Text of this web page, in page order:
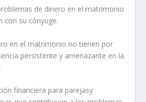
de dinero en el matrimonio
con su cónyuge.
en el matrimonio no tienen por
persistente y amenazante en la
financiera para parejasy